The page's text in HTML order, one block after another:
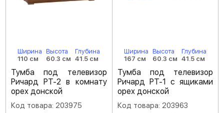
Ширина
110 см
Высота
60.3 см
Глубина
41.5 см
Тумба под телевизор
Ричард РТ-2 в комнату
орех донской
Код товара: 203975
Ширина
167 см
Высота
60.3 см
Глубина
41.5 см
Тумба под телевизор
Ричард РТ-1 с ящиками
орех донской
Код товара: 203963